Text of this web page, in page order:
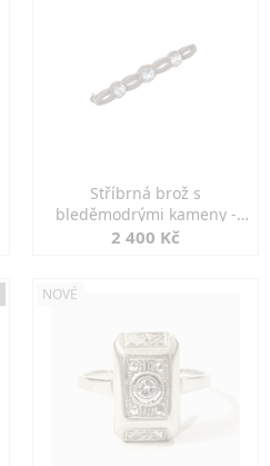
Stříbrná brož s
bleděmodrými kameny -
jemná elegance
2 400 Kč
NOVÉ